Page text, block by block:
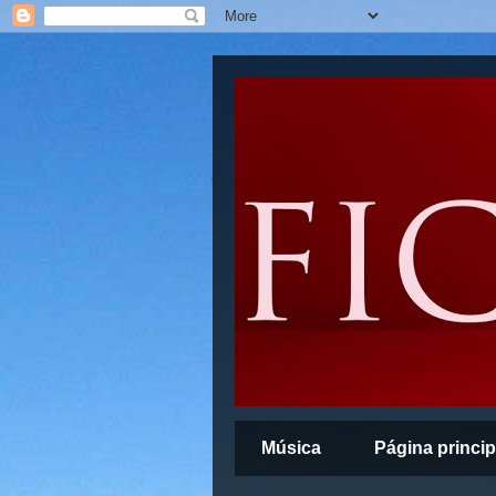
Música Página